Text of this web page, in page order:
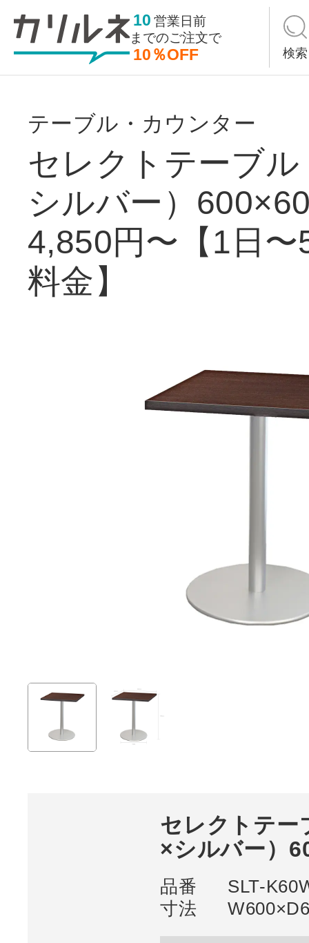
10 営業日前
までのご注文で
10％OFF 検索
テーブル・カウンター
セレクトテーブ
シルバー）
4,850円〜【1日
料金】
セレクトテー
×シルバー）
品番
SLT-
寸法